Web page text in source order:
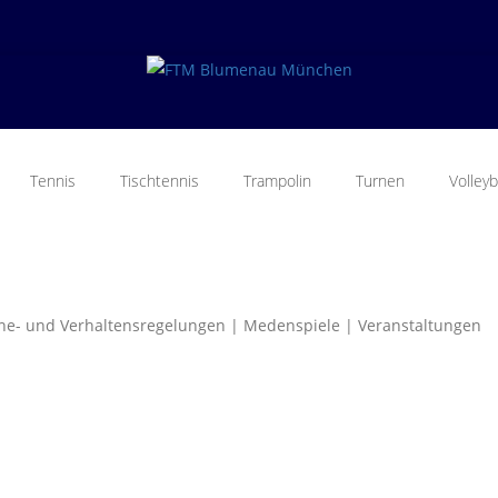
Tennis Tischtennis Trampolin Turnen
und Verhaltensregelungen | Medenspiele | Veranstaltungen